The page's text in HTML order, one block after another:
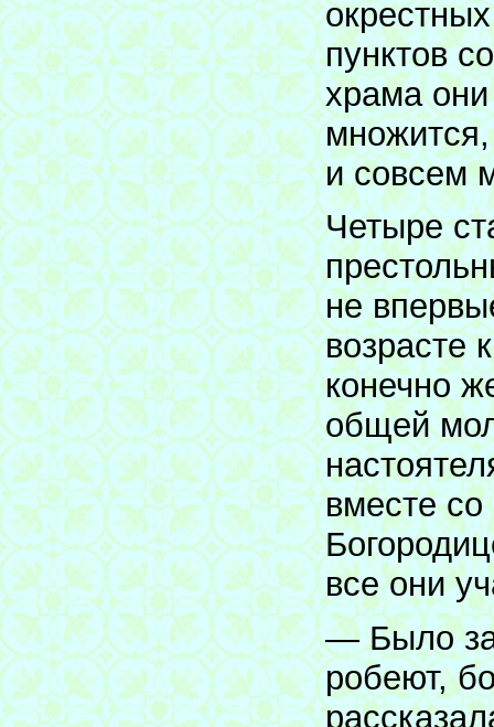
пунктов
храма
и совсем
Четыре
не
возрасте
конечно
общей
вместе
все они
— Было
робеют,